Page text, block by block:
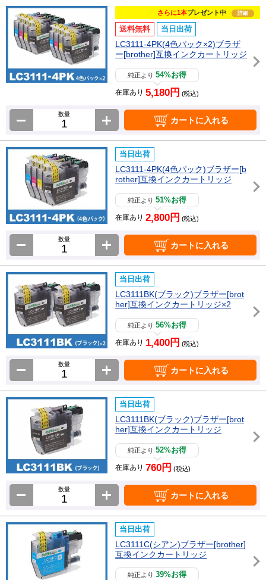
さらに1本プレゼント中 詳細
送料無料 当日出荷
LC3111-4PK(4色パック×2)ブラザ
ー[brother]互換インクカートリッジ
純正より54%お得
在庫あり 5,180円 (税込)
数量
カートに入れる
当日出荷
LC3111-4PK(4色パック)ブラザー[b
rother]互換インクカートリッジ
純正より51%お得
在庫あり 2,800円 (税込)
数量
カートに入れる
当日出荷
LC3111BK(ブラック)ブラザー[brot
her]互換インクカートリッジ×2
純正より56%お得
在庫あり 1,400円 (税込)
数量
カートに入れる
当日出荷
LC3111BK(ブラック)ブラザー[brot
her]互換インクカートリッジ
純正より52%お得
在庫あり 760円 (税込)
数量
カートに入れる
当日出荷
LC3111C(シアン)ブラザー[brother]
互換インクカートリッジ
純正より39%お得